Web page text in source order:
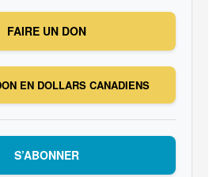
FAIRE UN DON
EN DOLLARS CANADIENS
S’ABONNER